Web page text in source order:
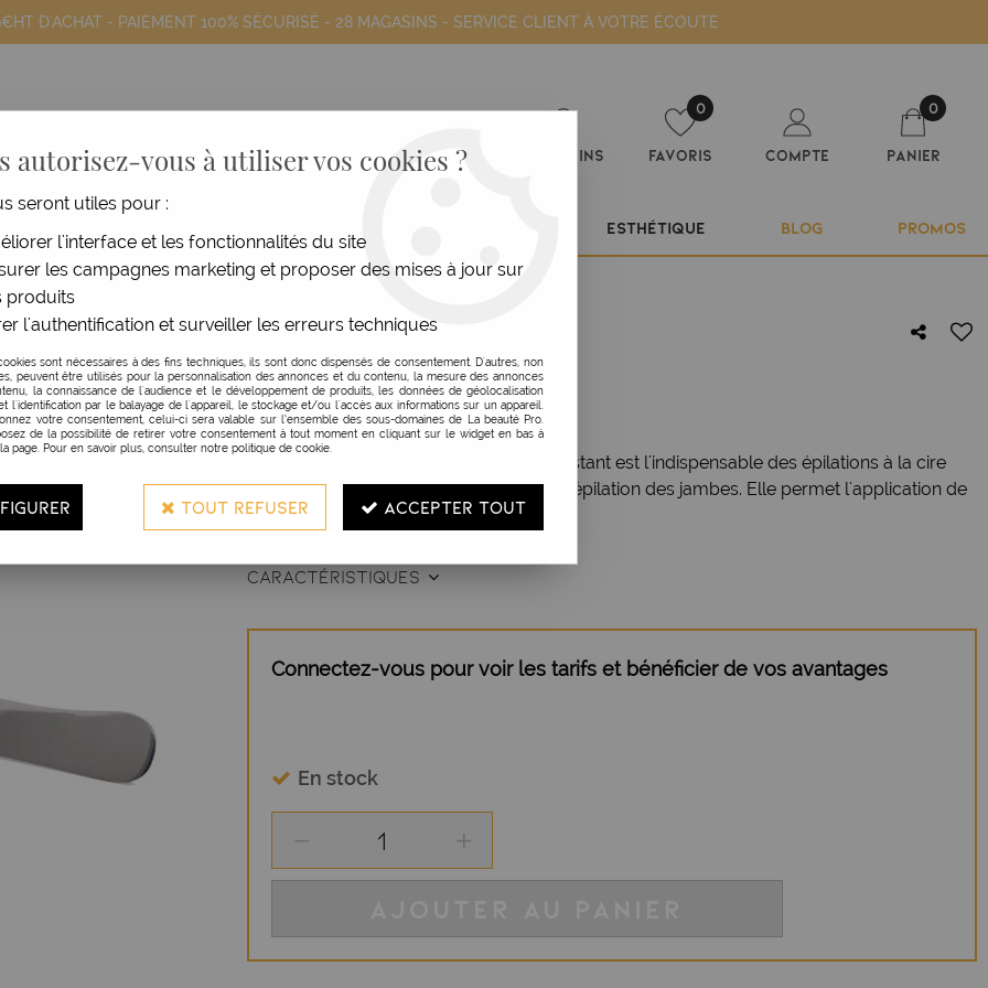
D'ACHAT - PAIEMENT 100% SÉCURISÉ - 28 MAGASINS - SERVICE CLIENT À VOTRE ÉCOUTE
Magasins
0
Favoris Compte
0
Panier
ESTHÉTIQUE BLOG PROMOS
Inox Courbe
RO.IAL
SPATULE INOX COURBE
Réf. :110461
La spatule courbe en inox souple et résistant est l'indispensable des épilations à la cire
avec bandes. Sa forme est idéale pour l'épilation des jambes. Elle permet l'application de
la cire en fine couche.
CARACTÉRISTIQUES
Connectez-vous pour voir les tarifs et bénéficier de vos avantages
En stock
autorisez-vous à utiliser vos cookies ?
seront utiles pour :
l'interface et les fonctionnalités du site
les campagnes marketing et proposer des mises à jour sur
produits
l'authentification et surveiller les erreurs techniques
sont nécessaires à des fins techniques, ils sont donc dispensés de consentement. D'autres, non
peuvent être utilisés pour la personnalisation des annonces et du contenu, la mesure des annonces
la connaissance de l'audience et le développement de produits, les données de géolocalisation
l'identification par le balayage de l'appareil, le stockage et/ou l'accès aux informations sur un appareil.
votre consentement, celui-ci sera valable sur l’ensemble des sous-domaines de La beauté Pro.
de la possibilité de retirer votre consentement à tout moment en cliquant sur le widget en bas à
page. Pour en savoir plus, consulter notre politique de cookie.
TOUT REFUSER ACCEPTER TOUT